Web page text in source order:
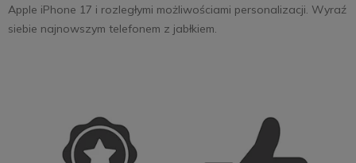
Apple iPhone 17 i rozległymi możliwościami personalizacji. Wyraź
siebie najnowszym telefonem z jabłkiem.